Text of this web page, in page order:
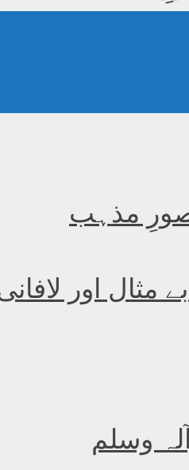
مذہب
مثال اور
وسلم